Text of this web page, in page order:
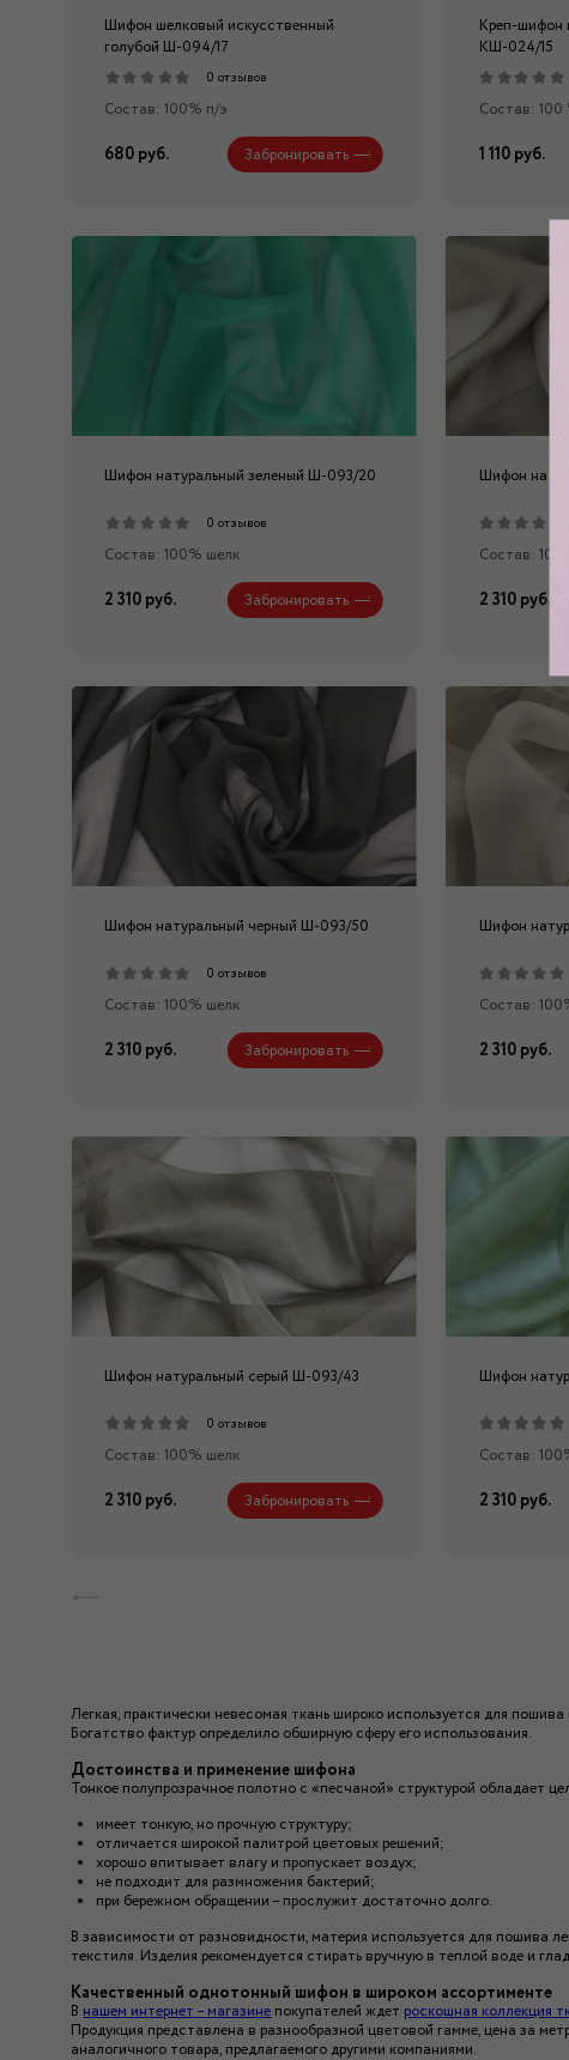
Шифон шелковый искусственный
голубой Ш-094/17
0 отзывов
Состав: 100% п/э
680 руб. Забронировать
Креп-шифон
КШ-024/15
Состав: 100
1 110 руб.
Шифон натуральный зеленый Ш-093/20
0 отзывов
Состав: 100% шелк
2 310 руб. Забронировать
Шифон
Состав:
2 310 руб.
Шифон натуральный черный Ш-093/50
0 отзывов
Состав: 100% шелк
2 310 руб. Забронировать
Шифон
Состав:
2 310 руб.
Шифон натуральный серый Ш-093/43
0 отзывов
Состав: 100% шелк
2 310 руб. Забронировать
Шифон
Состав:
2 310 руб.
Легкая, практически невесомая ткань широко используется для
Богатство фактур определило обширную сферу его использования.
Достоинства и применение шифона
Тонкое полупрозрачное полотно с «песчаной» структурой обладает
имеет тонкую, но прочную структуру;
отличается широкой палитрой цветовых решений;
хорошо впитывает влагу и пропускает воздух;
не подходит для размножения бактерий;
при бережном обращении – прослужит достаточно долго.
В зависимости от разновидности, материя используется для пошива
текстиля. Изделия рекомендуется стирать вручную в теплой воде и
Качественный однотонный шифон в широком ассортименте
Внашем интернет – магазинепокупателей ждет роскошная коллекция
Продукция представлена в разнообразной цветовой гамме, цена за
аналогичного товара, предлагаемого другими компаниями.